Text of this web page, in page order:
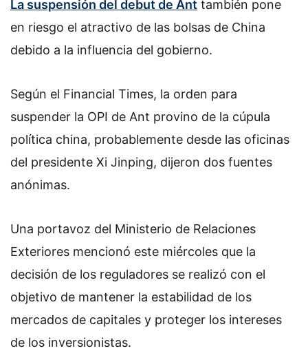
La suspensión del debut de Ant también pone
en riesgo el atractivo de las bolsas de China
debido a la influencia del gobierno.
Según el Financial Times, la orden para
suspender la OPI de Ant provino de la cúpula
política china, probablemente desde las oficinas
del presidente Xi Jinping, dijeron dos fuentes
anónimas.
Una portavoz del Ministerio de Relaciones
Exteriores mencionó este miércoles que la
decisión de los reguladores se realizó con el
objetivo de mantener la estabilidad de los
mercados de capitales y proteger los intereses
de los inversionistas.